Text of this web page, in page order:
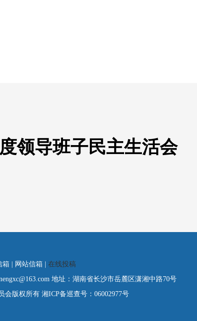
领导班子民主生活会
箱 | 网站信箱 | 在线投稿
地址：湖南省长沙市岳麓区潇湘中路70号
会版权所有 湘ICP备巡查号：06002977号